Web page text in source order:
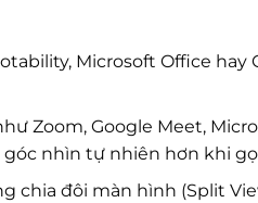
Microsoft Office hay
Zoom, Google Meet,
nhìn tự nhiên hơn khi
chia đôi màn hình (Split